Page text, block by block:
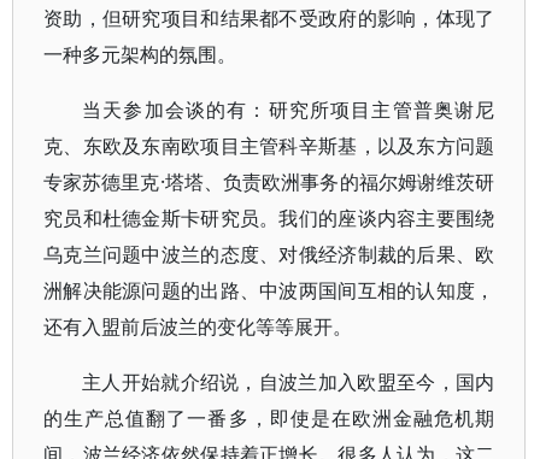
资助，但研究项目和结果都不受政府的影响，体现了
一种多元架构的氛围。
当天参加会谈的有：研究所项目主管普奥谢尼
克、东欧及东南欧项目主管科辛斯基，以及东方问题
专家苏德里克·塔塔、负责欧洲事务的福尔姆谢维茨研
究员和杜德金斯卡研究员。我们的座谈内容主要围绕
乌克兰问题中波兰的态度、对俄经济制裁的后果、欧
洲解决能源问题的出路、中波两国间互相的认知度，
还有入盟前后波兰的变化等等展开。
主人开始就介绍说，自波兰加入欧盟至今，国内
的生产总值翻了一番多，即使是在欧洲金融危机期